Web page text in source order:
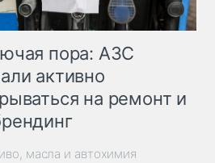
пора: АЗС
активно
на ремонт и
масла и автохимия